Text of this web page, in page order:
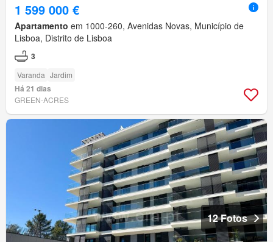
1 599 000 €
Apartamento em 1000-260, Avenidas Novas, Município de
Lisboa, Distrito de Lisboa
3
Varanda Jardim
Há 21 dias
GREEN-ACRES
12 Fotos